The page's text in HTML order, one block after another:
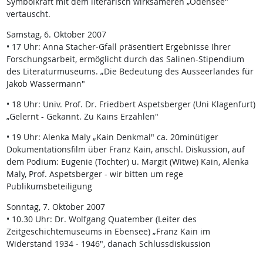
vertauscht.
Samstag, 6. Oktober 2007
• 17 Uhr: Anna Stacher-Gfall präsentiert Ergebnisse Ihrer
Forschungsarbeit, ermöglicht durch das Salinen-Stipendium
des Literaturmuseums. „Die Bedeutung des Ausseerlandes für
Jakob Wassermann"
• 18 Uhr: Univ. Prof. Dr. Friedbert Aspetsberger (Uni Klagenfurt)
„Gelernt - Gekannt. Zu Kains Erzählen"
• 19 Uhr: Alenka Maly „Kain Denkmal" ca. 20minütiger
Dokumentationsfilm über Franz Kain, anschl. Diskussion, auf
dem Podium: Eugenie (Tochter) u. Margit (Witwe) Kain, Alenka
Maly, Prof. Aspetsberger - wir bitten um rege
Publikumsbeteiligung
Sonntag, 7. Oktober 2007
• 10.30 Uhr: Dr. Wolfgang Quatember (Leiter des
Zeitgeschichtemuseums in Ebensee) „Franz Kain im
Widerstand 1934 - 1946", danach Schlussdiskussion